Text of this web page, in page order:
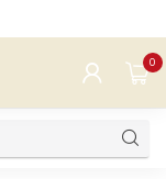
0